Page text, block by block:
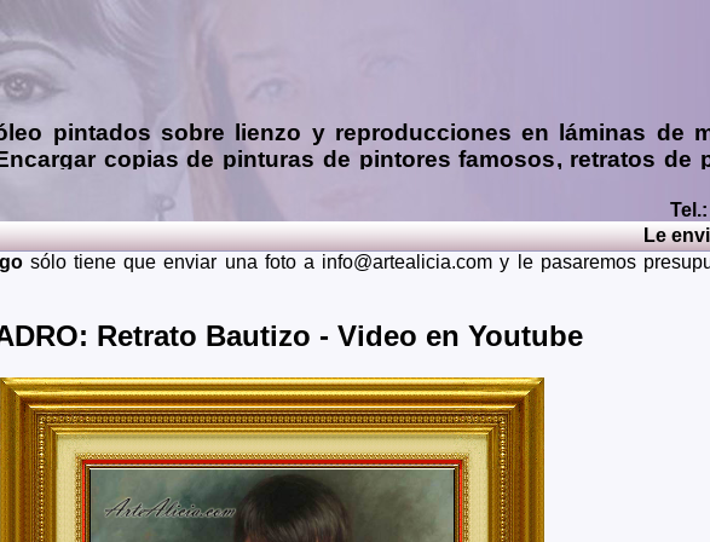
pintados sobre lienzo y reproducciones en láminas de
copias de pinturas de pintores famosos, retratos de
mendiante envío de fotos (presupuesto grátis y sin
Asturias, Avila, Badajoz, Islas Baleares, Barcelona, Burgos, Caceres,
Guipuzcoa, Huelva, Huesca, Jaen, La Rioja, Leon, Lerida, Lugo,
Cruz de Tenerife, Segovia, Sevilla, Soria, Tarragona, Teruel, Toledo,
Le
sólo tiene que enviar una foto a info@artealicia.com y le pasaremos
Retrato Bautizo - Video en Youtube